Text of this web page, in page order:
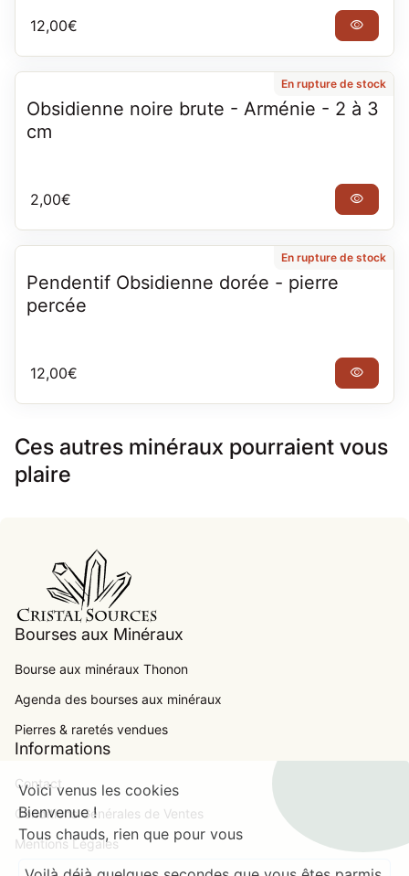
Prix normal
12,00€ visibility
En rupture de stock
Obsidienne noire brute - Arménie - 2 à 3
cm
Prix normal
2,00€ visibility
En rupture de stock
Pendentif Obsidienne dorée - pierre
percée
Prix normal
12,00€ visibility
Ces autres minéraux pourraient vous
plaire
Bourses aux Minéraux
Bourse aux minéraux Thonon
Agenda des bourses aux minéraux
Pierres & raretés vendues
Informations
Contact
Conditions Générales de Ventes
Mentions Légales
Voici venus les cookies
Bienvenue !
Tous chauds, rien que pour vous